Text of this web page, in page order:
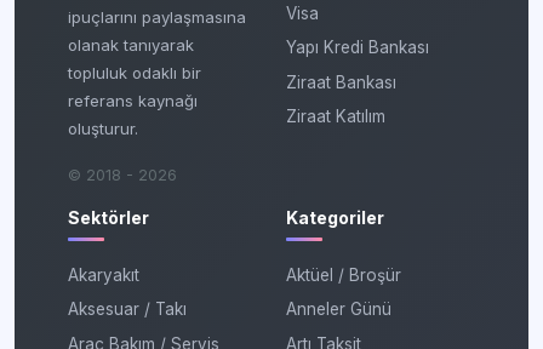
ipuçlarını paylaşmasına
olanak tanıyarak
topluluk odaklı bir
referans kaynağı
oluşturur.
© 2018 - 2026
Visa
Yapı Kredi Bankası
Ziraat Bankası
Ziraat Katılım
Sektörler
Akaryakıt
Aksesuar / Takı
Araç Bakım / Servis
Kategoriler
Aktüel / Broşür
Anneler Günü
Artı Taksit